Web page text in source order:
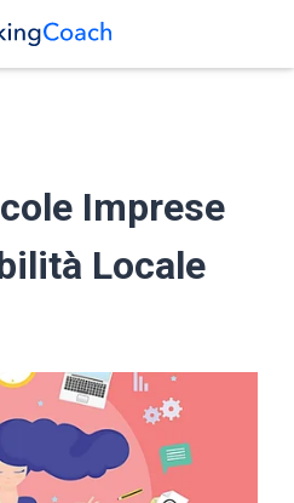
Imprese
Locale